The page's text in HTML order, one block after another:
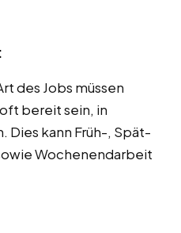
des Jobs müssen
bereit sein, in
Dies kann Früh-, Spät-
Wochenendarbeit